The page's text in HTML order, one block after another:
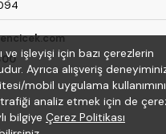
ve işleyişi için bazı çerezlerin
Ayrıca alışveriş
mobil uygulama
analiz etmek için de
bilgiye Çerez Politikası